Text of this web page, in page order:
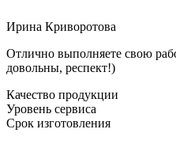
Ирина Криворотова
Отлично выполняете свою
довольны, респект!)
Качество продукции
Уровень сервиса
Срок изготовления